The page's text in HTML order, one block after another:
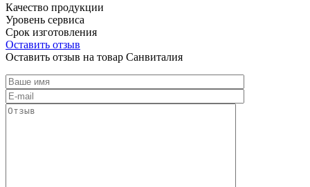
Качество продукции
Уровень сервиса
Срок изготовления
Оставить отзыв
Оставить отзыв на товар Санвиталия